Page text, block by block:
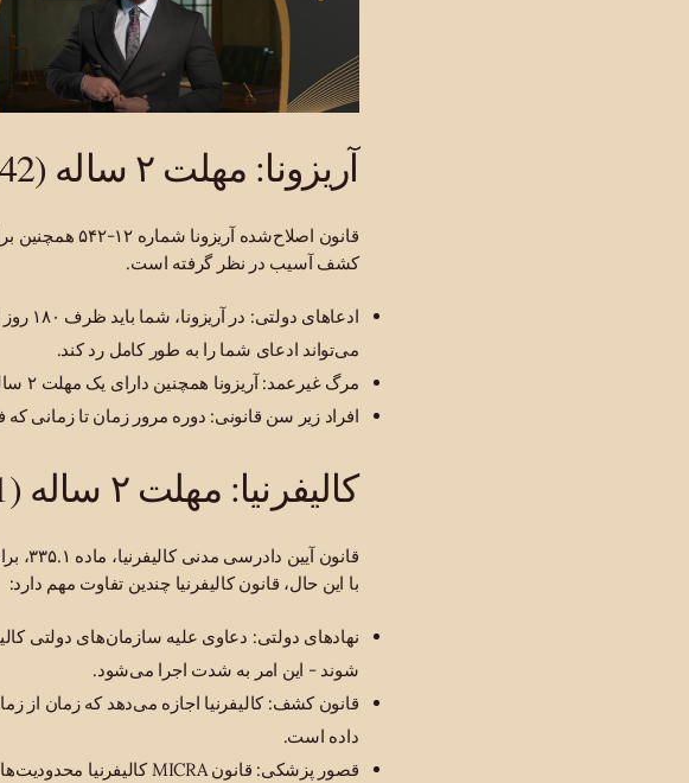
آریزونا: مهلت ۲ ساله (ARS 12-542)
قانون
کشف آسیب در نظر گرفته است.
می‌تواند ادعای شما را به طور کامل رد کند.
مرگ غیرعمد: آریزونا همچنین دارای یک مهلت ۲ ساله برای ادعاهای مرگ غیرعمد است.
افراد زیر سن قانونی: دوره مرور زمان تا زمانی که فرد زیر سن
کالیفرنیا: مهلت ۲ ساله (CCP 335.1)
با این حال، قانون کالیفرنیا چندین تفاوت مهم دارد:
شوند - این امر به شدت اجرا می‌شود.
قانون کشف: کالیفرنیا اجازه می‌دهد که زمان
داده است.
قصور پزشکی: قانون MICRA کالیفرنیا محدودیت‌های جداگانه‌ای برای دعاوی سهل‌انگاری پزشکی دارد.